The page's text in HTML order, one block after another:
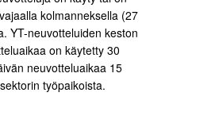
kolmanneksella (27
YT-neuvotteluiden keston
on käytetty 30
neuvotteluaikaa 15
työpaikoista.